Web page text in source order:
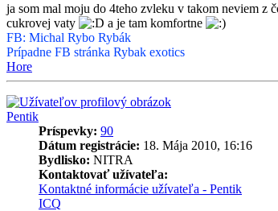
ja som mal moju do 4teho zvleku v takom neviem z
cukrovej vaty
a je tam komfortne
FB: Michal Rybo Rybák
Prípadne FB stránka Rybak exotics
Hore
Pentik
Príspevky: 90
Dátum registrácie: 18. Mája 2010, 16:16
Bydlisko: NITRA
Kontaktovať užívateľa:
Kontaktné informácie užívateľa - Pentik
ICQ